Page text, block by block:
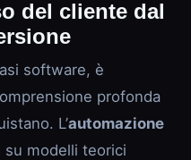
del cliente dal
software, è
profonda
L’automazione
su modelli teorici